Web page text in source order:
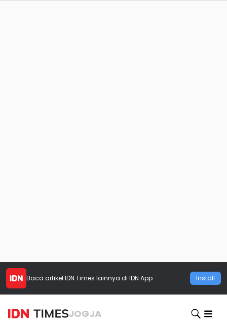
Baca artikel IDN Times lainnya di IDN App Install
JOGJA